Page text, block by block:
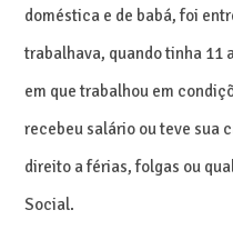
doméstica e de babá, foi
trabalhava, quando tinha 11
em que trabalhou em
recebeu salário ou teve sua
direito a férias, folgas ou
Social.